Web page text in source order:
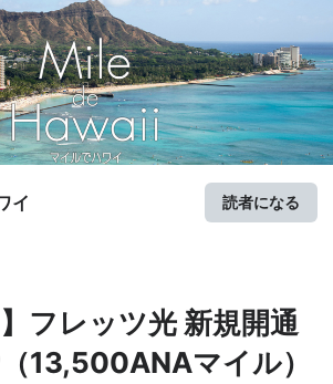
イ 読者になる
】フレッツ光 新規開通
13,500ANAマイル）